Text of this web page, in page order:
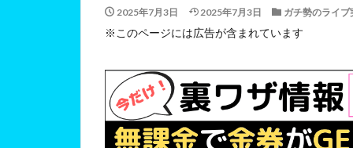
2025年7月3日 2025年7月3日 ガチ勢のライブ
※このページには広告が含まれています